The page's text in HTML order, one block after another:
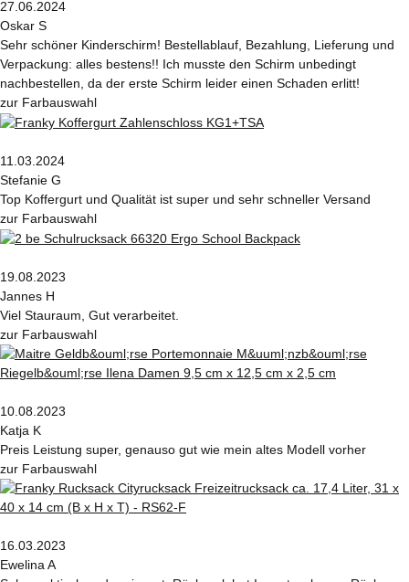
27.06.2024
Oskar S
Sehr schöner Kinderschirm! Bestellablauf, Bezahlung, Lieferung und
Verpackung: alles bestens!! Ich musste den Schirm unbedingt
nachbestellen, da der erste Schirm leider einen Schaden erlitt!
zur Farbauswahl
11.03.2024
Stefanie G
Top Koffergurt und Qualität ist super und sehr schneller Versand
zur Farbauswahl
19.08.2023
Jannes H
Viel Stauraum, Gut verarbeitet.
zur Farbauswahl
10.08.2023
Katja K
Preis Leistung super, genauso gut wie mein altes Modell vorher
zur Farbauswahl
16.03.2023
Ewelina A